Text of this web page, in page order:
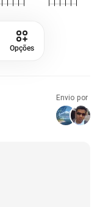
Opções
Envio por